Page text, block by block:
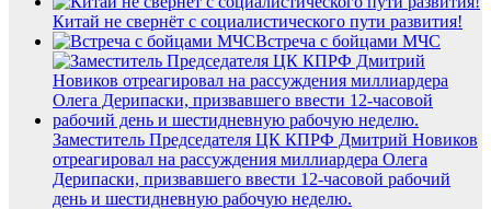
Китай не свернёт с социалистического пути развития!
Встреча с бойцами МЧС
Заместитель Председателя ЦК КПРФ Дмитрий Новиков
отреагировал на рассуждения миллиардера Олега
Дерипаски, призвавшего ввести 12-часовой рабочий
день и шестидневную рабочую неделю.